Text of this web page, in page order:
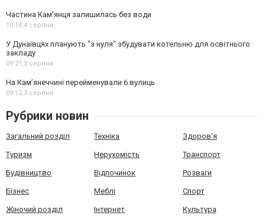
Частина Кам'янця залишилась без води
10:14,4 серпня
У Дунаївцях планують "з нуля" збудувати котельню для освітнього
закладу
09:21,3 серпня
На Камʼянеччині перейменували 6 вулиць
09:12,3 серпня
Рубрики новин
Загальний розділ Техніка Здоров'я
Туризм Нерухомість Транспорт
Будівництво Відпочинок Розваги
Бізнес Меблі Спорт
Жіночий розділ Інтернет Культура